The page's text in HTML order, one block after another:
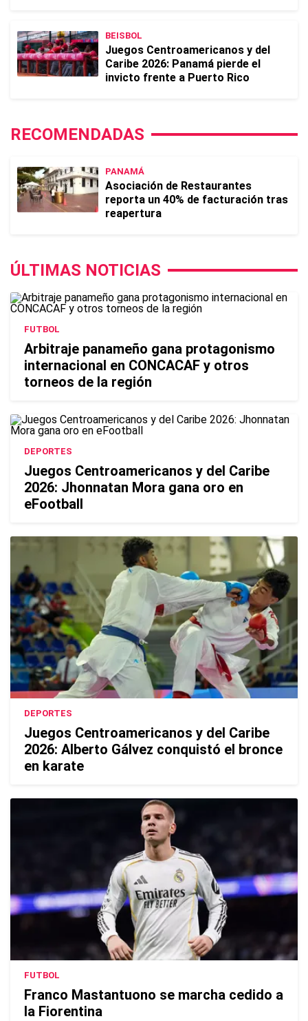
BEISBOL
Juegos Centroamericanos y del
Caribe 2026: Panamá pierde el
invicto frente a Puerto Rico
RECOMENDADAS
PANAMÁ
Asociación de Restaurantes
reporta un 40% de facturación tras
reapertura
ÚLTIMAS NOTICIAS
FUTBOL
Arbitraje panameño gana protagonismo
internacional en CONCACAF y otros
torneos de la región
DEPORTES
Juegos Centroamericanos y del Caribe
2026: Jhonnatan Mora gana oro en
eFootball
DEPORTES
Juegos Centroamericanos y del Caribe
2026: Alberto Gálvez conquistó el bronce
en karate
FUTBOL
Franco Mastantuono se marcha cedido a
la Fiorentina